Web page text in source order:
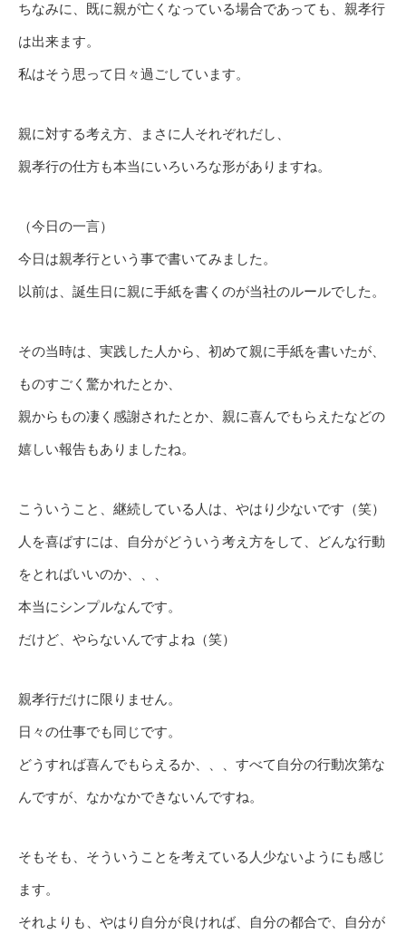
ちなみに、既に親が亡くなっている場合であっても、親孝行
は出来ます。
私はそう思って日々過ごしています。
親に対する考え方、まさに人それぞれだし、
親孝行の仕方も本当にいろいろな形がありますね。
（今日の一言）
今日は親孝行という事で書いてみました。
以前は、誕生日に親に手紙を書くのが当社のルールでした。
その当時は、実践した人から、初めて親に手紙を書いたが、
ものすごく驚かれたとか、
親からもの凄く感謝されたとか、親に喜んでもらえたなどの
嬉しい報告もありましたね。
こういうこと、継続している人は、やはり少ないです（笑）
人を喜ばすには、自分がどういう考え方をして、どんな行動
をとればいいのか、、、
本当にシンプルなんです。
だけど、やらないんですよね（笑）
親孝行だけに限りません。
日々の仕事でも同じです。
どうすれば喜んでもらえるか、、、すべて自分の行動次第な
んですが、なかなかできないんですね。
そもそも、そういうことを考えている人少ないようにも感じ
ます。
それよりも、やはり自分が良ければ、自分の都合で、自分が